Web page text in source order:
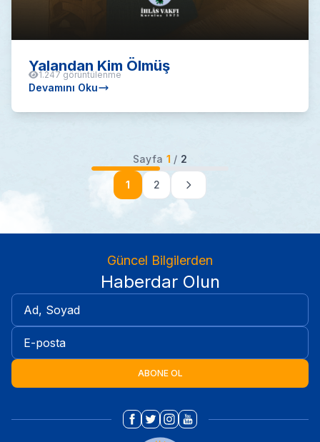
Yalandan Kim Ölmüş
1.247 görüntülenme
Devamını Oku
Sayfa 1 / 2
1 2
Güncel Bilgilerden
Haberdar Olun
ABONE OL